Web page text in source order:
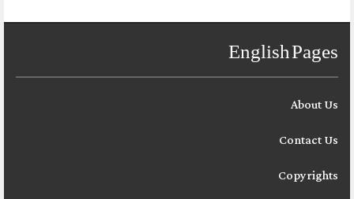
English Pages
About Us
Contact Us
Copyrights